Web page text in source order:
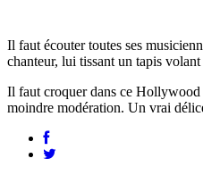
Il faut écouter toutes ses
chanteur, lui tissant un tapis
Il faut croquer dans ce Hollywood
moindre modération. Un vrai